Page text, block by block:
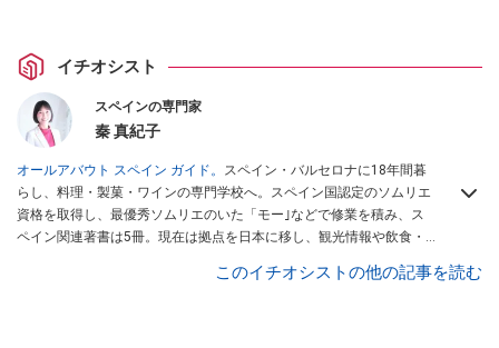
イチオシスト
スペインの専門家
秦 真紀子
オールアバウト スペイン ガイド。 スペイン・バルセロナに18年間暮
らし、料理・製菓・ワインの専門学校へ。スペイン国認定のソムリエ
資格を取得し、最優秀ソムリエのいた「モー｣などで修業を積み、ス
ペイン関連著書は5冊。現在は拠点を日本に移し、観光情報や飲食・
など、食品・スイーツ販売チェーンのおすすめ商
このイチオシストの他の記事を読む